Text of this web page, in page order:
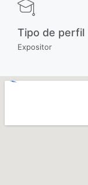
Tipo de perfil
Expositor